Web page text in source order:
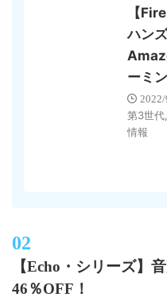
【
ハン
ーミ
第3世代
情報
【Echo・シリーズ】
46％OFF！